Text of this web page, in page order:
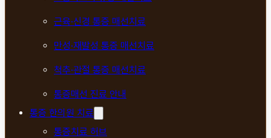
근육·신경 통증 매선치료
만성·재발성 통증 매선치료
척추·관절 통증 매선치료
통증매선 진료 안내
통증 한의원 치료
통증치료 허브